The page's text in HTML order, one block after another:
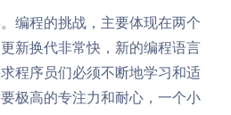
编程的挑战，主要体现在两个
新换代非常快，新的编程语言
程序员们必须不断地学习和适
极高的专注力和耐心，一个小